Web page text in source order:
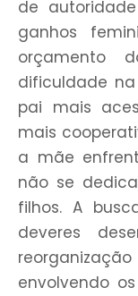
de
ganhos
orçamento
dificuldade
pai mais
mais
a mãe
não se
filhos. A
deveres
envolvendo